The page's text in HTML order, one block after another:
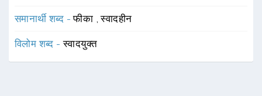
समानार्थी शब्द -फीका ,स्वादहीन
विलोम शब्द -स्वादयुक्त